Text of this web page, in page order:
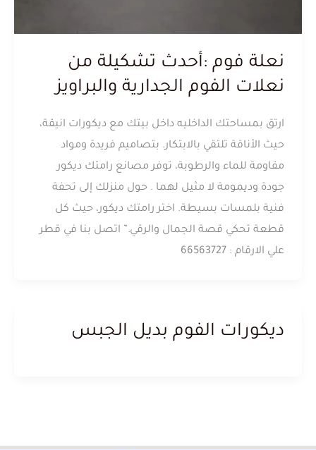
نعلة فوم :أحدث تشكيلة من
نعلات الفوم الجدارية والبراويز
ارتق بمساحتك الداخليه داخل بيتك مع ديكورات انيقة،
حيث الأناقة تلتقي بالابتكار. بتصاميم فريدة ومواد
مقاومة للماء والرطوبة، توفر مصانع رامتك ديكور
جودة وديمومة لا مثيل لهما . حول منزلك إلى تحفة
فنية بلمسات بسيطة. اختر رامتك ديكور، حيث كل
قطعة تحكي قصة الجمال والرقي.” اتصل بنا في قطر
علي الارقام : 66563727
ديكورات الفوم بديل الجبس